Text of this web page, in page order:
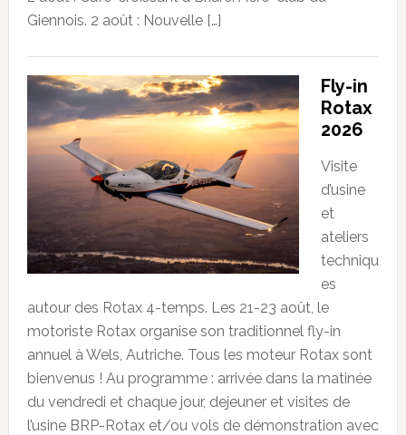
Giennois. 2 août : Nouvelle […]
Fly-in
Rotax
2026
Visite
d’usine
et
ateliers
techniqu
es
autour des Rotax 4-temps. Les 21-23 août, le
motoriste Rotax organise son traditionnel fly-in
annuel à Wels, Autriche. Tous les moteur Rotax sont
bienvenus ! Au programme : arrivée dans la matinée
du vendredi et chaque jour, dejeuner et visites de
l’usine BRP-Rotax et/ou vols de démonstration avec